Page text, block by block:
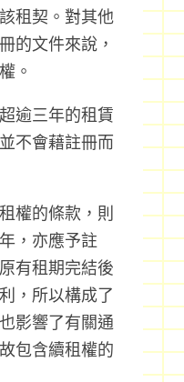
租契。對其他
的文件來說，
。
逾三年的租賃
不會藉註冊而
權的條款，則
，亦應予註
有租期完結後
，所以構成了
影響了有關通
包含續租權的